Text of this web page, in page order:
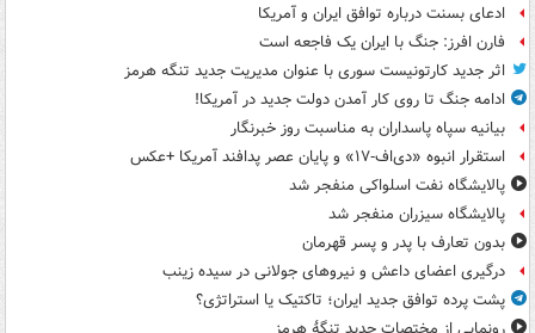
ادعای بسنت درباره توافق ایران و آمریکا
فارن افرز: جنگ با ایران یک فاجعه است
اثر جدید کارتونیست سوری با عنوان مدیریت جدید تنگه هرمز
ادامه جنگ تا روی کار آمدن دولت جدید در آمریکا!
بیانیه سپاه پاسداران به مناسبت روز خبرنگار
استقرار انبوه «دی‌اف‑۱۷» و پایان عصر پدافند آمریکا +عکس
پالایشگاه نفت اسلواکی منفجر شد
پالایشگاه سیزران منفجر شد
بدون تعارف با پدر و پسر قهرمان
درگیری اعضای داعش و نیروهای جولانی در سیده زینب
پشت پرده توافق جدید ایران؛ تاکتیک یا استراتژی؟